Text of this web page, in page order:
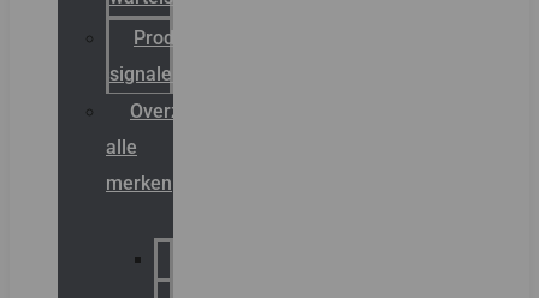
Productcatalogus
signalering
Overzicht
alle
merken